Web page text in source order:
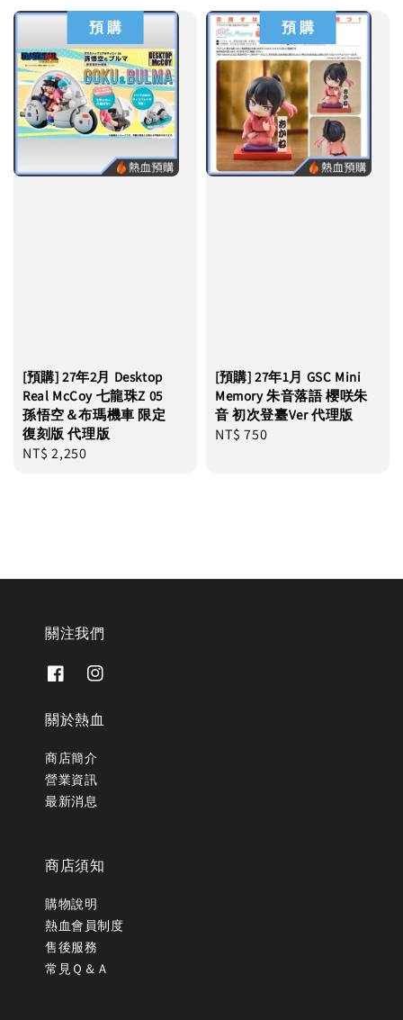
預 購
[預購] 27年2月 Desktop
Real McCoy 七龍珠Z 05
孫悟空＆布瑪機車 限定
復刻版 代理版
Regular
NT$ 2,250
預 購
[預購] 27年1月 GSC Mini
Memory 朱音落語 櫻咲朱
音 初次登臺Ver 代理版
Regular
NT$ 750
關注我們
關於熱血
商店簡介
營業資訊
最新消息
商店須知
購物說明
熱血會員制度
售後服務
常見Ｑ＆Ａ